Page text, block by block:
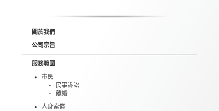
關於我們
公司宗旨
服務範圍
市民
民事訴訟
離婚
人身索償